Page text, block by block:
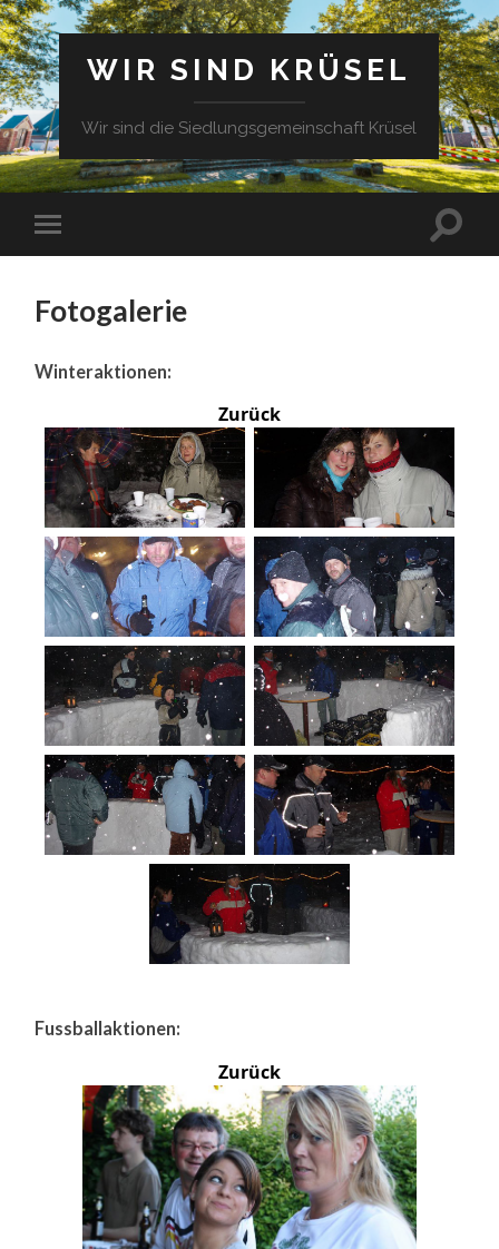
WIR SIND KRÜSEL
Wir sind die Siedlungsgemeinschaft Krüsel
Fotogalerie
Winteraktionen:
Zurück
Fussballaktionen:
Zurück